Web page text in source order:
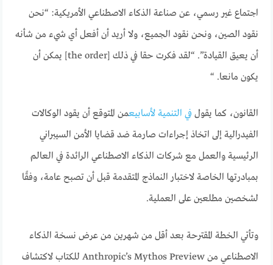
اجتماع غير رسمي، عن صناعة الذكاء الاصطناعي الأمريكية: “نحن
نقود الصين، ونحن نقود الجميع، ولا أريد أن أفعل أي شيء من شأنه
أن يعيق القيادة”. “لقد فكرت حقا في ذلك [the order] يمكن أن
يكون مانعا. “
القانون، كما يقول في التنمية لأسابيعمن المتوقع أن يقود الوكالات
الفيدرالية إلى اتخاذ إجراءات صارمة ضد قضايا الأمن السيبراني
الرئيسية والعمل مع شركات الذكاء الاصطناعي الرائدة في العالم
بمبادرتها الخاصة لاختبار النماذج المتقدمة قبل أن تصبح عامة، وفقًا
لشخصين مطلعين على العملية.
وتأتي الخطة المقترحة بعد أقل من شهرين من عرض نسخة الذكاء
الاصطناعي من Anthropic’s Mythos Preview للكتاب لاكتشاف